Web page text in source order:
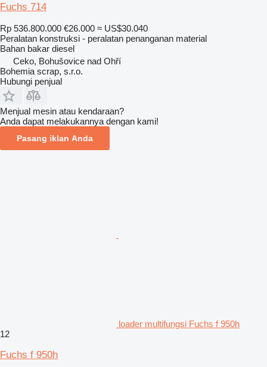
Fuchs 714
Rp 536.800.000 €26.000 ≈ US$30.040
Peralatan konstruksi - peralatan penanganan material
Bahan bakar diesel
Ceko, Bohušovice nad Ohří
Bohemia scrap, s.r.o.
Hubungi penjual
Menjual mesin atau kendaraan?
Anda dapat melakukannya dengan kami!
Pasang iklan Anda
loader multifungsi Fuchs f 950h
12
Fuchs f 950h